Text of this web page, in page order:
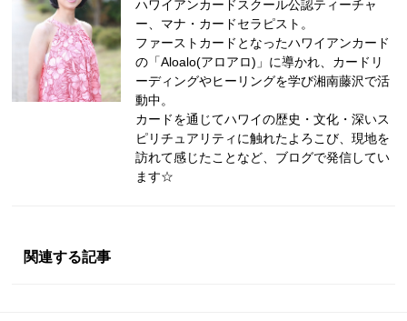
ハワイアンカードスクール公認ティーチャ
ー、マナ・カードセラピスト。
ファーストカードとなったハワイアンカード
の「Aloalo(アロアロ)」に導かれ、カードリ
ーディングやヒーリングを学び湘南藤沢で活
動中。
カードを通じてハワイの歴史・文化・深いス
ピリチュアリティに触れたよろこび、現地を
訪れて感じたことなど、ブログで発信してい
ます☆
関連する記事